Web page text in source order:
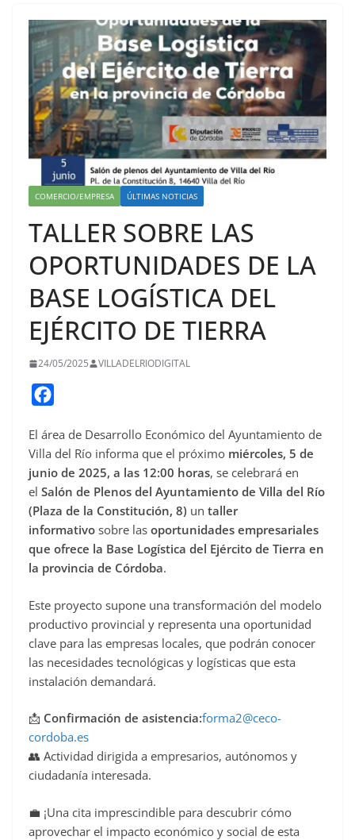
COMERCIO/EMPRESA ÚLTIMAS NOTICIAS
TALLER SOBRE LAS
OPORTUNIDADES DE LA
BASE LOGÍSTICA DEL
EJÉRCITO DE TIERRA
24/05/2025 VILLADELRIODIGITAL
c
e
b
o
o
k
El área de Desarrollo Económico del Ayuntamiento de
Villa del Río informa que el próximo miércoles, 5 de
junio de 2025, a las 12:00 horas, se celebrará en
el Salón de Plenos del Ayuntamiento de Villa del Río
(Plaza de la Constitución, 8) un taller
informativo sobre las oportunidades empresariales
que ofrece la Base Logística del Ejército de Tierra en
la provincia de Córdoba.
Este proyecto supone una transformación del modelo
productivo provincial y representa una oportunidad
clave para las empresas locales, que podrán conocer
las necesidades tecnológicas y logísticas que esta
instalación demandará.
📩 Confirmación de asistencia:forma2@ceco-
cordoba.es
👥 Actividad dirigida a empresarios, autónomos y
ciudadanía interesada.
💼 ¡Una cita imprescindible para descubrir cómo
aprovechar el impacto económico y social de esta